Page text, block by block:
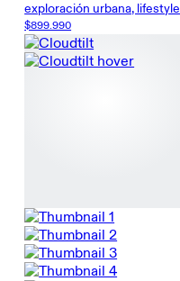
exploración urbana, lifestyle
$899.990